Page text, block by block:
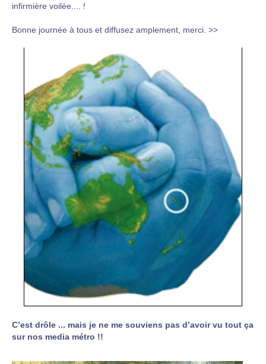
infirmière voilée.... !
Bonne journée à tous et diffusez amplement, merci. >>
C’est drôle ... mais je ne me souviens pas d’avoir vu tout ça
sur nos media métro !!